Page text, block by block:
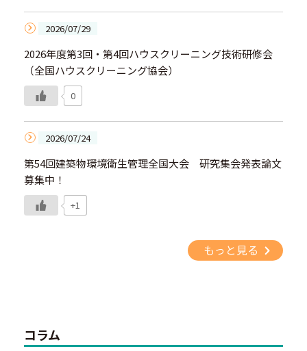
2026/07/29
2026年度第3回・第4回ハウスクリーニング技術研修会
（全国ハウスクリーニング協会）
0
2026/07/24
第54回建築物環境衛生管理全国大会 研究集会発表論文
募集中！
+1
もっと見る
コラム